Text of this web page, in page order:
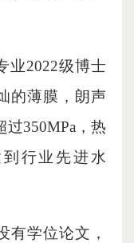
业2022级博士
的薄膜，朗声
过350MPa，热
行业先进水
有学位论文，